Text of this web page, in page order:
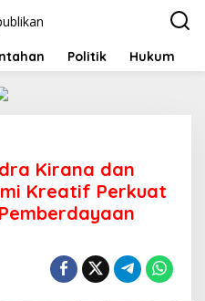
Politik Hukum
Kirana dan
Kreatif Perkuat